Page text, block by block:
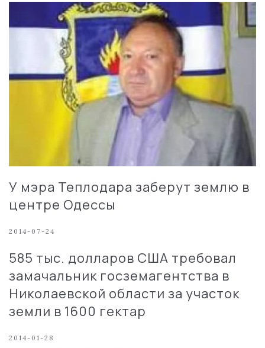
У мэра Теплодара заберут землю в
центре Одессы
2014-07-24
585 тыс. долларов США требовал
замачальник госземагентства в
Николаевской области за участок
земли в 1600 гектар
2014-01-28